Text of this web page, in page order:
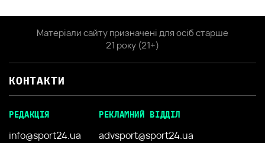
Матеріали сайту призначені для осіб старше
21 року (21+)
КОНТАКТИ
РЕДАКЦІЯ
info@sport24.ua
РЕКЛАМНИЙ ВІДДІЛ
advsport@sport24.ua